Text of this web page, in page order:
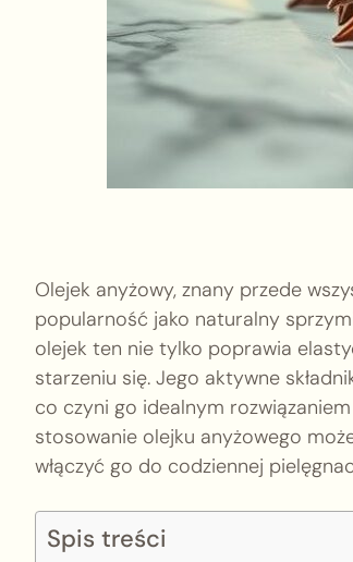
Olejek anyżowy, znany przede
popularność jako naturalny
olejek ten nie tylko poprawia
starzeniu się. Jego aktywne
co czyni go idealnym
stosowanie olejku anyżowego
włączyć go do codziennej
Spis treści